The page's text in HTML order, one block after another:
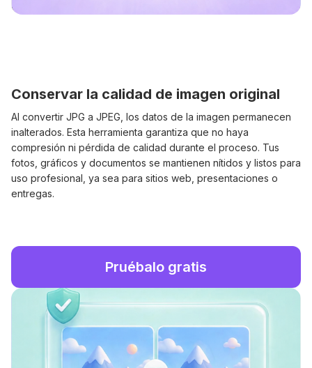
Conservar la calidad de imagen original
Al convertir JPG a JPEG, los datos de la imagen permanecen
inalterados. Esta herramienta garantiza que no haya
compresión ni pérdida de calidad durante el proceso. Tus
fotos, gráficos y documentos se mantienen nítidos y listos para
uso profesional, ya sea para sitios web, presentaciones o
entregas.
Pruébalo gratis